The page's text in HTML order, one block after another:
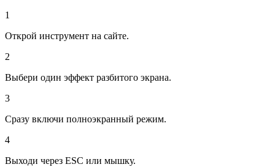
1
Открой инструмент на сайте.
2
Выбери один эффект разбитого экрана.
3
Сразу включи полноэкранный режим.
4
Выходи через ESC или мышку.